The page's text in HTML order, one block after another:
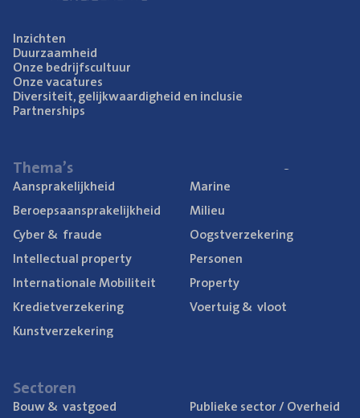
Inzich­ten
Duur­zaam­heid
Onze bedrijfs­cul­tuur
Onze vaca­tu­res
Diver­si­teit, gelijk­waar­dig­heid en inclusie
Part­ner­ships
The­ma’s
Aan­spra­ke­lijk­heid
Beroeps­aan­spra­ke­lijk­heid
Cyber& fraude
Intel­lec­tu­al property
Inter­na­ti­o­na­le Mobiliteit
Kre­diet­ver­ze­ke­ring
Kunst­ver­ze­ke­ring
Mari­ne
Mili­eu
Oogst­ver­ze­ke­ring
Per­so­nen
Pro­per­ty
Voer­tuig& vloot
Sec­to­ren
Bouw& vastgoed
Publie­ke sec­tor / Overheid